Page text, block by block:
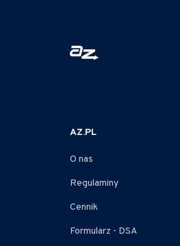
AZ.PL
O nas
Regulaminy
Cennik
Formularz - DSA